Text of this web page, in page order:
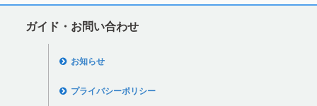
ガイド・お問い合わせ
お知らせ
プライバシーポリシー